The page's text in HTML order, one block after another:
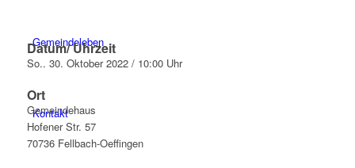
Gemeindeleben
Kontakt
Datum/ Uhrzeit
So.. 30. Oktober 2022 / 10:00 Uhr
Ort
Gemeindehaus
Hofener Str. 57
70736 Fellbach-Oeffingen